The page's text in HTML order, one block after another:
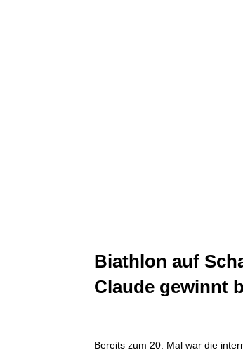
Biathlon auf
Claude gewinnt
Bereits zum 20. Mal war die